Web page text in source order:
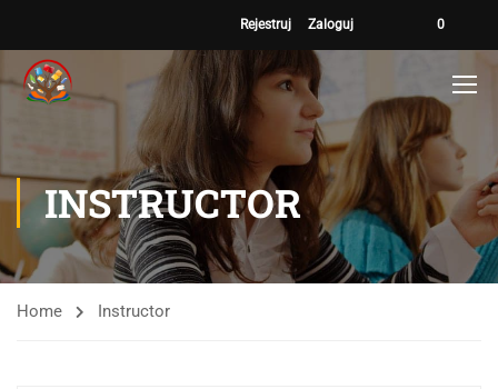
Rejestruj Zaloguj 0
INSTRUCTOR
Home Instructor